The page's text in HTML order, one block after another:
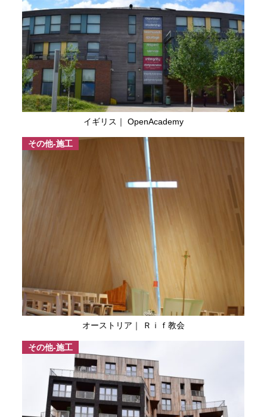
イギリス｜ OpenAcademy
その他-施工
オーストリア｜ Ｒｉｆ教会
その他-施工